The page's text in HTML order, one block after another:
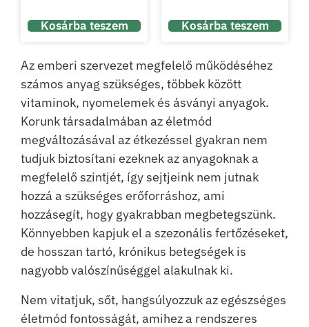
Kosárba teszem Kosárba teszem
Az emberi szervezet megfelelő működéséhez
számos anyag szükséges, többek között
vitaminok, nyomelemek és ásványi anyagok.
Korunk társadalmában az életmód
megváltozásával az étkezéssel gyakran nem
tudjuk biztosítani ezeknek az anyagoknak a
megfelelő szintjét, így sejtjeink nem jutnak
hozzá a szükséges erőforráshoz, ami
hozzásegít, hogy gyakrabban megbetegszünk.
Könnyebben kapjuk el a szezonális fertőzéseket,
de hosszan tartó, krónikus betegségek is
nagyobb valószínűséggel alakulnak ki.
Nem vitatjuk, sőt, hangsúlyozzuk az egészséges
életmód fontosságát, amihez a rendszeres